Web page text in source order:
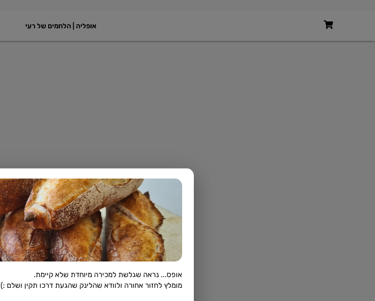
אופליה | הלחמים של רעי
אופס... נראה שגלשת למכירה מיוחדת שלא קיימת.
מומלץ לחזור אחורה ולוודא שהלינק שהגעת דרכו תקין ושלם :)